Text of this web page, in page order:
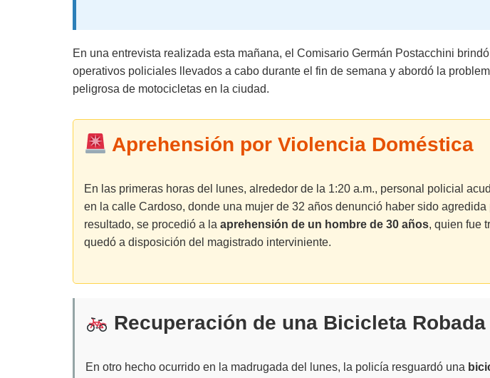
En una entrevista realizada esta mañana, el Comisario Germán Postacchini
operativos policiales llevados a cabo durante el fin de semana y abordó la
peligrosa de motocicletas en la ciudad.
Aprehensión por Violencia Doméstica
En las primeras horas del lunes, alrededor de la 1:20 a.m., personal policial
en la calle Cardoso, donde una mujer de 32 años denunció haber sido agredida
resultado, se procedió a la aprehensión de un hombre de 30 años, quien fue
quedó a disposición del magistrado interviniente.
Recuperación de una Bicicleta Robada
En otro hecho ocurrido en la madrugada del lunes, la policía resguardó una